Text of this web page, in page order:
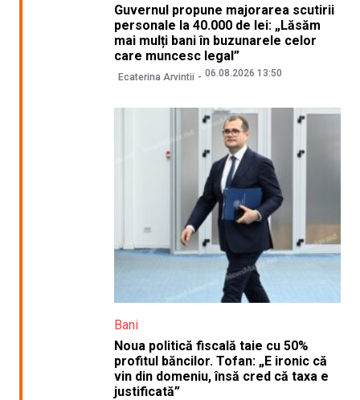
Guvernul propune majorarea scutirii
personale la 40.000 de lei: „Lăsăm
mai mulți bani în buzunarele celor
care muncesc legal”
Ecaterina Arvintii 06.08.2026 13:50
Bani
Noua politică fiscală taie cu 50%
profitul băncilor. Tofan: „E ironic că
vin din domeniu, însă cred că taxa e
justificată”